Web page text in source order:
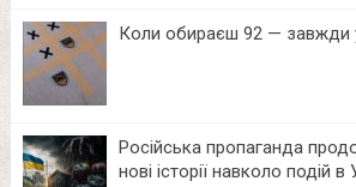
Коли обираєш 92 — завжди
Російська пропаганда
нові історії навколо подій в